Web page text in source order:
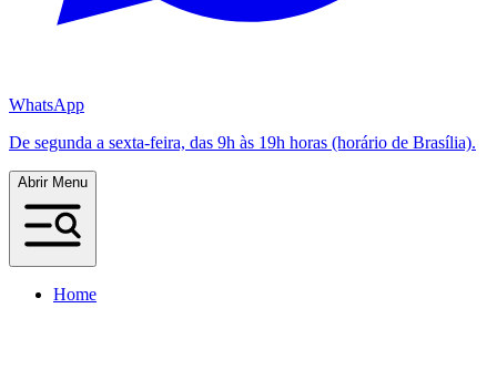
WhatsApp
De segunda a sexta-feira, das 9h às 19h horas (horário de Brasília).
Abrir Menu
Home